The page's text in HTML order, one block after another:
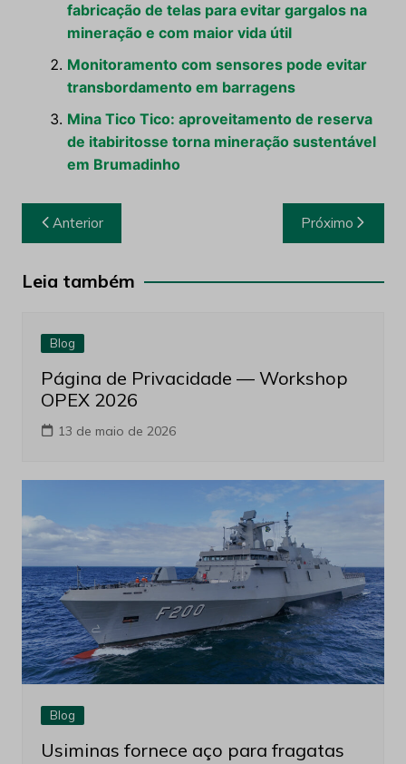
fabricação de telas para evitar gargalos na
mineração e com maior vida útil
Monitoramento com sensores pode evitar
transbordamento em barragens
Mina Tico Tico: aproveitamento de reserva
de itabiritosse torna mineração sustentável
em Brumadinho
Navegação
de
Post
Anterior Próximo
Leia também
Blog
Página de Privacidade — Workshop
OPEX 2026
13 de maio de 2026
Blog
Usiminas fornece aço para fragatas